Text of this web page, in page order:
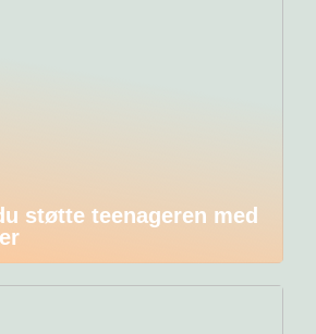
støtte teenageren med